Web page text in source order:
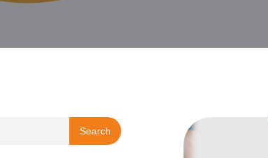
Search